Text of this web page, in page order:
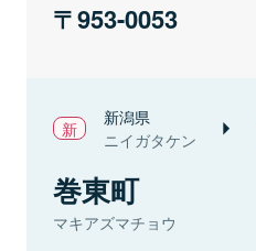
953-0053
新潟県
ニイガタケン
巻東町
マキアズマチョウ